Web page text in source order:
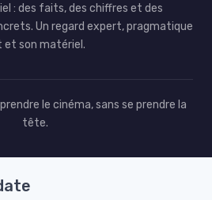
: des faits, des chiffres et des
Un regard expert, pragmatique
et son matériel.
le cinéma, sans se prendre la
tête.